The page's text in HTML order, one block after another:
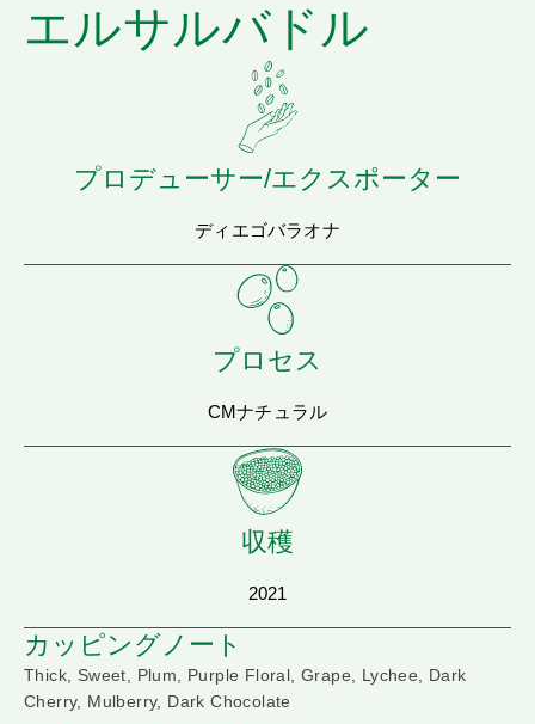
エルサルバドル
プロデューサー/エクスポーター
ディエゴバラオナ
プロセス
CMナチュラル
収穫
2021
カッピングノート
Thick, Sweet, Plum, Purple Floral, Grape, Lychee, Dark
Cherry, Mulberry, Dark Chocolate